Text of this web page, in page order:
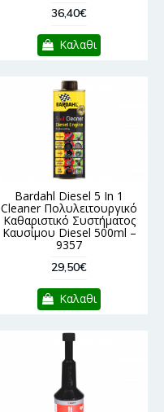
36,40€
Καλαθι
Bardahl Diesel 5 In 1
Cleaner Πολυλειτουργικό
Καθαριστικό Συστήματος
Καυσίμου Diesel 500ml –
9357
29,50€
Καλαθι